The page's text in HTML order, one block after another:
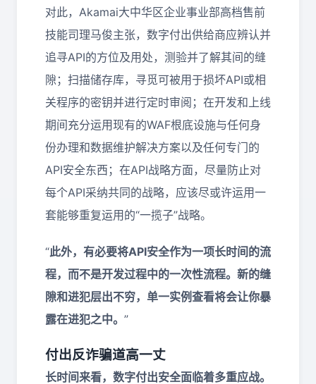
对此，Akamai大中华区企业事业部高档售前
技能司理马俊主张，数字付出供给商应辨认并
追寻API的方位及用处，测验并了解其间的缝
隙；扫描储存库，寻觅可被用于损坏API或相
关程序的密钥并进行定时审阅；在开发和上线
期间充分运用现有的WAF根底设施与任何身
份办理和数据维护解决方案以及任何专门的
API安全东西；在API战略方面，尽量防止对
每个API采纳共同的战略，应该尽或许运用一
套能够重复运用的“一揽子”战略。
“此外，有必要将API安全作为一项长时间的流
程，而不是开发过程中的一次性流程。新的缝
隙和进犯层出不穷，单一实例查看将会让你暴
露在进犯之中。 ”
付出反诈骗道高一丈
长时间来看，数字付出安全面临着多重应战。